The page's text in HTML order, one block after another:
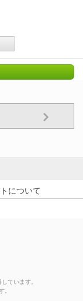
について
ています。
。